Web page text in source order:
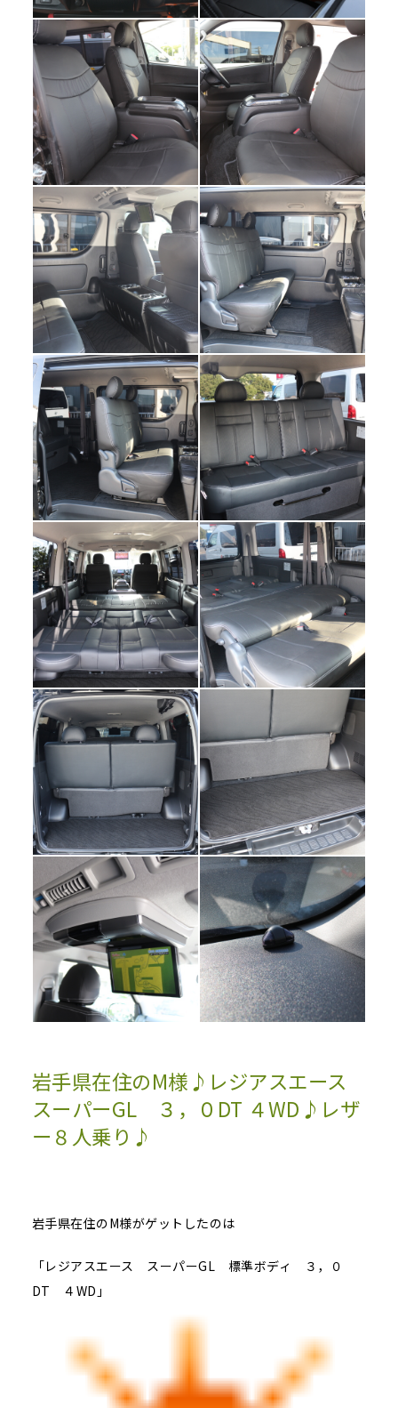
岩手県在住のM様♪レジアスエース
スーパーGL ３，０DT ４WD♪レザ
ー８人乗り♪
岩手県在住のM様がゲットしたのは
「レジアスエース スーパーGL 標準ボディ ３，０
DT ４WD」